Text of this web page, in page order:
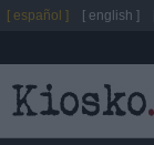
[ español ] [ english ]